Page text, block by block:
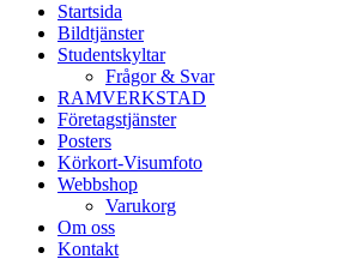
Startsida
Bildtjänster
Studentskyltar
Frågor & Svar
RAMVERKSTAD
Företagstjänster
Posters
Körkort-Visumfoto
Webbshop
Varukorg
Om oss
Kontakt